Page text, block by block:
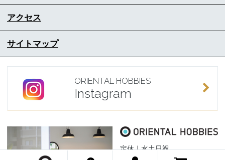
アクセス
サイトマップ
ORIENTAL HOBBIES
Instagram
定休｜水土日祝